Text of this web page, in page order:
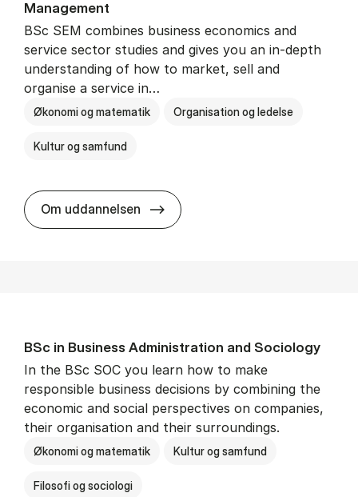
Man­age­ment
BSc SEM combines business economics and
service sector studies and gives you an in-depth
understanding of how to market, sell and
organise a service in…
Økonomi og matematik Organisation og ledelse
Kultur og samfund
Om uddannelsen BSc in Busi­ness Ad­min­is­tra­tion
BSc in Busi­ness Ad­min­is­tra­tion and So­ci­ology
In the BSc SOC you learn how to make
responsible business decisions by combining the
economic and social perspectives on companies,
their organisation and their surroundings.
Økonomi og matematik Kultur og samfund
Filosofi og sociologi